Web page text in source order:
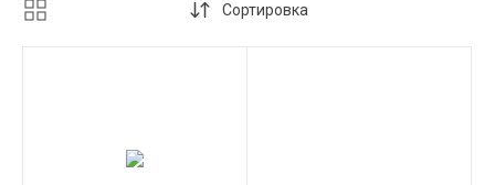
Сортировка